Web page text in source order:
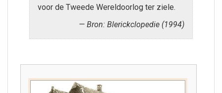
voor de Tweede Wereldoorlog ter ziele.
Bron: Blerickclopedie (1994)